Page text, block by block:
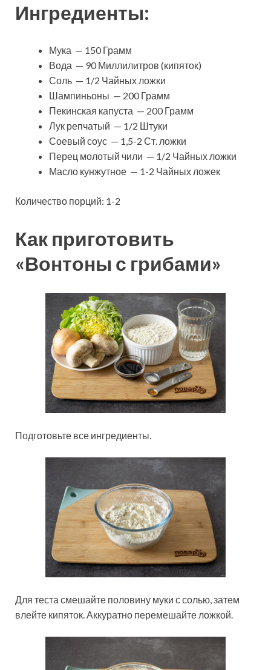
Ингредиенты:
Мука — 150 Грамм
Вода — 90 Миллилитров (кипяток)
Соль — 1/2 Чайных ложки
Шампиньоны — 200 Грамм
Пекинская капуста — 200 Грамм
Лук репчатый — 1/2 Штуки
Соевый соус — 1,5-2 Ст. ложки
Перец молотый чили — 1/2 Чайных ложки
Масло кунжутное — 1-2 Чайных ложек
Количество порций: 1-2
Как приготовить
«Вонтоны с грибами»
Подготовьте все ингредиенты.
Для теста смешайте половину муки с солью, затем
влейте кипяток. Аккуратно перемешайте ложкой.